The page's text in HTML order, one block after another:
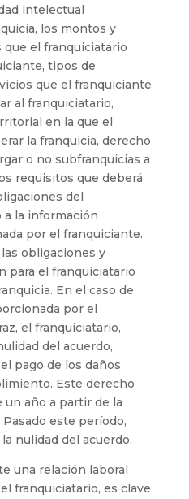
intelectual
los montos y
el franquiciatario
tipos de
que el franquiciante
al franquiciatario,
en la que el
la franquicia, derecho
o no subfranquicias a
requisitos que deberá
del
la información
por el franquiciante.
obligaciones y
para el franquiciatario
En el caso de
por el
el franquiciatario,
del acuerdo,
pago de los daños
Este derecho
un año a partir de la
este período,
nulidad del acuerdo.
una relación laboral
franquiciatario, es clave